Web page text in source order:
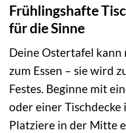
Frühlingshafte
für die Sinne
Deine Ostertafel kann
zum Essen – sie wird
Festes. Beginne mit
oder einer
Platziere in der Mitte